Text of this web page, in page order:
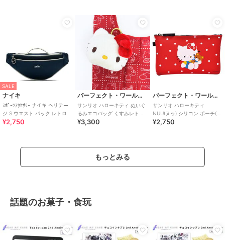
SALE
ナイキ
ｽﾎﾟｰﾂｱｸｾｻﾘｰ ナイキ ヘリテー
ジ S ウエスト パック レトロ
¥2,750
パーフェクト・ワールド・トーキョー
サンリオ ハローキティ ぬいぐ
るみエコバッグ くすみレトロ
シリーズ Sanrio
¥3,300
パーフェクト・ワールド・トーキョー
サンリオ ハローキティ
NUU(ヌゥ) シリコン ポーチ(レ
トロドット) miffy
¥2,750
もっとみる
話題のお菓子・食玩